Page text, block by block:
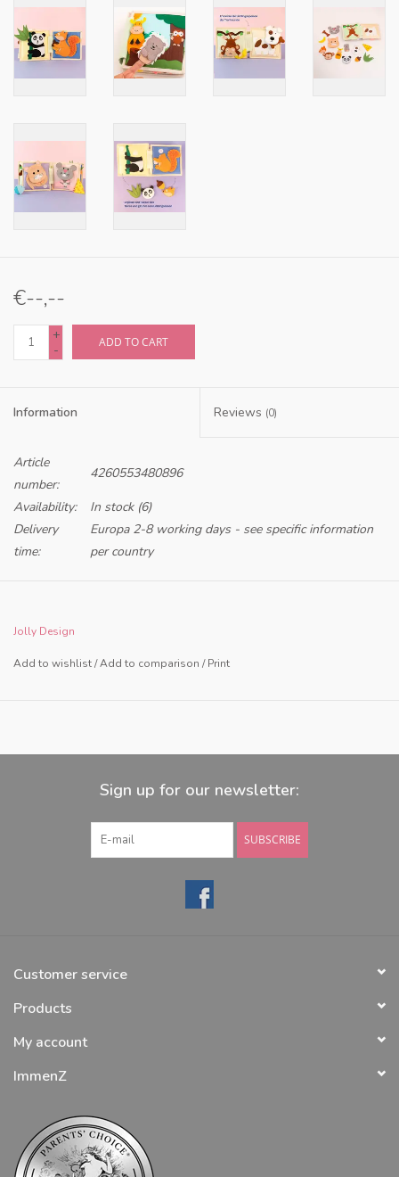
€--,--
+
-
ADD TO CART
Information Reviews (0)
Article
number:
4260553480896
Availability:
In stock(6)
Delivery
time:
Europa 2-8 working days - see specific information
per country
Jolly Design
Add to wishlist/Add to comparison /Print
Sign up for our newsletter:
SUBSCRIBE
Customer service
Products
My account
ImmenZ